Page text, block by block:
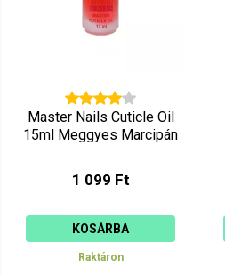
Master Nails Cuticle Oil
15ml Meggyes Marcipán
1 099 Ft
KOSÁRBA
Raktáron